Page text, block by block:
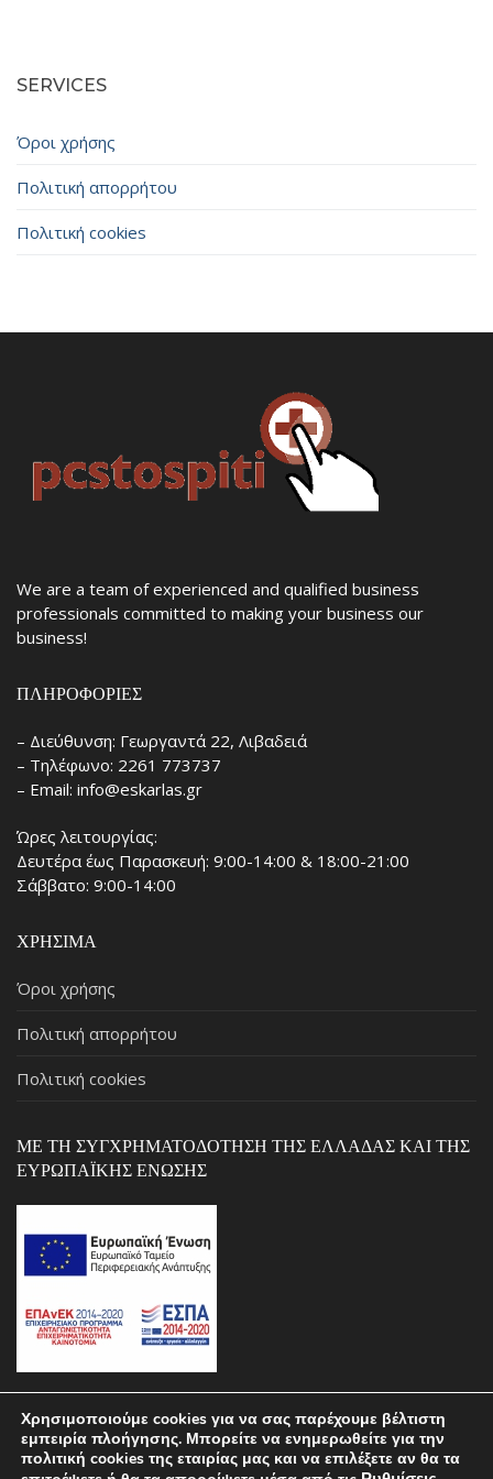
SERVICES
Όροι χρήσης
Πολιτική απορρήτου
Πολιτική cookies
We are a team of experienced and qualified business
professionals committed to making your business our
business!
ΠΛΗΡΟΦΟΡΊΕΣ
– Διεύθυνση: Γεωργαντά 22, Λιβαδειά
– Τηλέφωνο: 2261 773737
– Email: info@eskarlas.gr
Ώρες λειτουργίας:
Δευτέρα έως Παρασκευή: 9:00-14:00 & 18:00-21:00
Σάββατο: 9:00-14:00
ΧΡΉΣΙΜΑ
Όροι χρήσης
Πολιτική απορρήτου
Πολιτική cookies
ΜΕ ΤΗ ΣΥΓΧΡΗΜΑΤΟΔΌΤΗΣΗ ΤΗΣ ΕΛΛΆΔΑΣ ΚΑΙ ΤΗΣ
ΕΥΡΩΠΑΪΚΉΣ ΈΝΩΣΗΣ
Copyright © 2026 ΣΚΑΡΛΑΣ by pcstospiti.gr – Powered by
Χρησιμοποιούμε cookies για να σας παρέχουμε βέλτιστη
εμπειρία πλοήγησης. Μπορείτε να ενημερωθείτε για την
πολιτική cookies της εταιρίας μας και να επιλέξετε αν θα τα